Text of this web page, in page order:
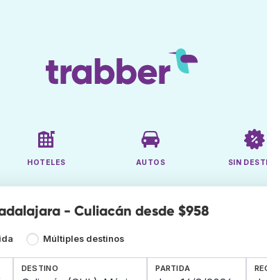
HOTELES AUTOS SIN
- Culiacán desde $958
Múltiples destinos
DESTINO PARTIDA